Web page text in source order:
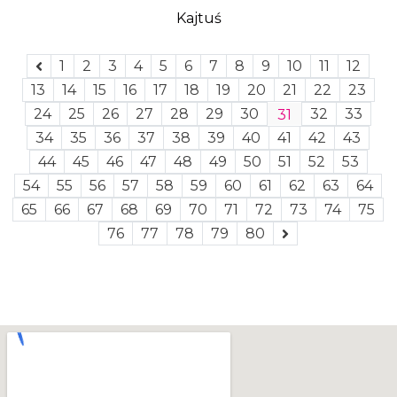
Kajtuś
1 2 3 4 5 6 7 8 9 10 11
12
13
14 15 16 17 18 19 20 21 22
23
24
25 26 27 28 29 30 31 32
33
34
35 36 37 38 39 40 41 42
43
44
45 46 47 48 49 50 51 52
53
54
55 56 57 58 59 60 61 62 63
64
65
66 67 68 69 70 71 72 73 74
75
76
77 78 79 80